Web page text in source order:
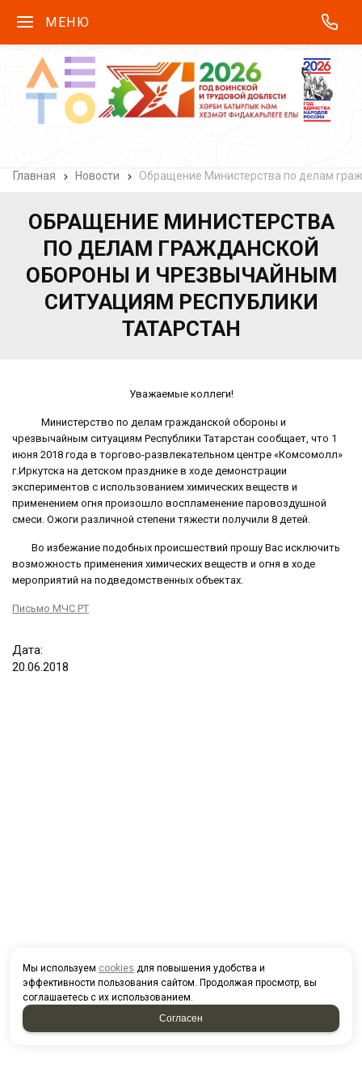
МЕНЮ
Главная Новости Обращение Министерства по делам
ОБРАЩЕНИЕ МИНИСТЕРСТВА
ПО ДЕЛАМ ГРАЖДАНСКОЙ
ОБОРОНЫ И ЧРЕЗВЫЧАЙНЫМ
СИТУАЦИЯМ РЕСПУБЛИКИ
ТАТАРСТАН
Уважаемые коллеги!
Министерство по делам гражданской обороны и
чрезвычайным ситуациям Республики Татарстан сообщает, что 1
июня 2018 года в торгово-развлекательном центре «Комсомолл»
г.Иркутска на детском празднике в ходе демонстрации
экспериментов с использованием химических веществ и
применением огня произошло воспламенение паровоздушной
смеси. Ожоги различной степени тяжести получили 8 детей.
Во избежание подобных происшествий прошу Вас исключить
возможность применения химических веществ и огня в ходе
мероприятий на подведомственных объектах.
Письмо МЧС РТ
Дата:
20.06.2018
Мы используем cookies для повышения удобства и
эффективности пользования сайтом. Продолжая просмотр, вы
соглашаетесь с их использованием.
Согласен